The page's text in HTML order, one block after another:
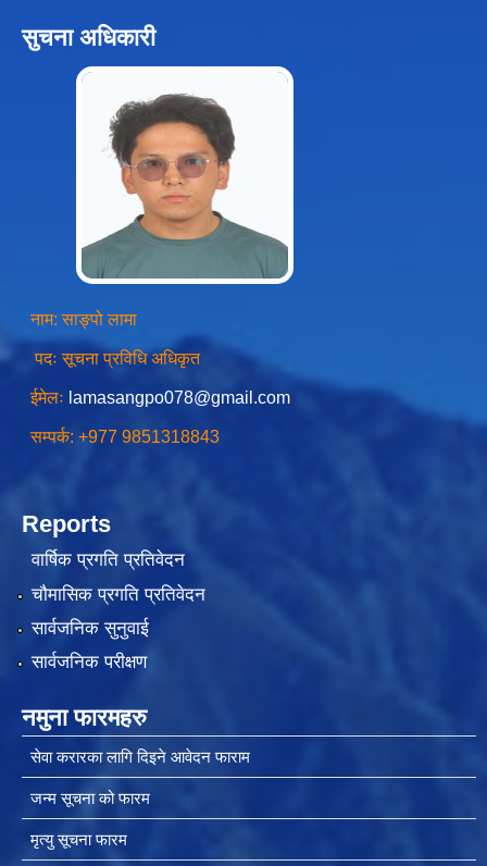
सुचना अधिकारी
नाम: साङ्पो लामा
पदः सूचना प्रविधि अधिकृत
ईमेलः lamasangpo078@gmail.com
सम्पर्क: +977 9851318843
Reports
वार्षिक प्रगति प्रतिवेदन
चौमासिक प्रगति प्रतिवेदन
सार्वजनिक सुनुवाई
सार्वजनिक परीक्षण
नमुना फारमहरु
सेवा करारका लागि दिइने आवेदन फाराम
जन्म सूचना को फारम
मृत्यु सूचना फारम